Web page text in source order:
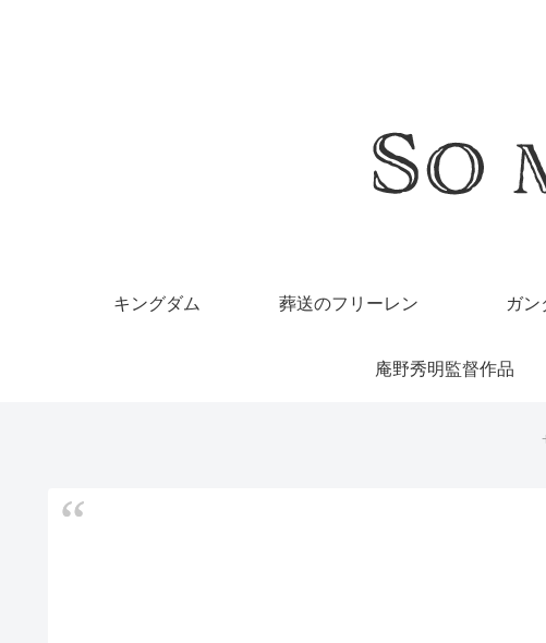
キングダム 葬送のフリーレン ガン
庵野秀明監督作品